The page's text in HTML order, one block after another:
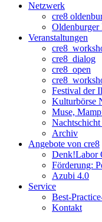
Netzwerk
cre8
Oldenburger
Veranstaltungen
cre8_dialog
cre8_open
Festival der
Kulturbörse
Muse,
Archiv
Angebote von cre8
Denk!Labor
Förderung:
Azubi 4.0
Service
Best-
Kontakt